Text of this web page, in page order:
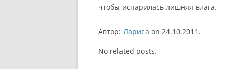
чтобы испарилась лишняя влага.
Автор: Лариса on 24.10.2011.
No related posts.